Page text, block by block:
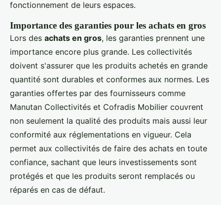
fonctionnement de leurs espaces.
Importance des garanties pour les achats en gros
Lors des achats en gros, les garanties prennent une
importance encore plus grande. Les collectivités
doivent s'assurer que les produits achetés en grande
quantité sont durables et conformes aux normes. Les
garanties offertes par des fournisseurs comme
Manutan Collectivités et Cofradis Mobilier couvrent
non seulement la qualité des produits mais aussi leur
conformité aux réglementations en vigueur. Cela
permet aux collectivités de faire des achats en toute
confiance, sachant que leurs investissements sont
protégés et que les produits seront remplacés ou
réparés en cas de défaut.